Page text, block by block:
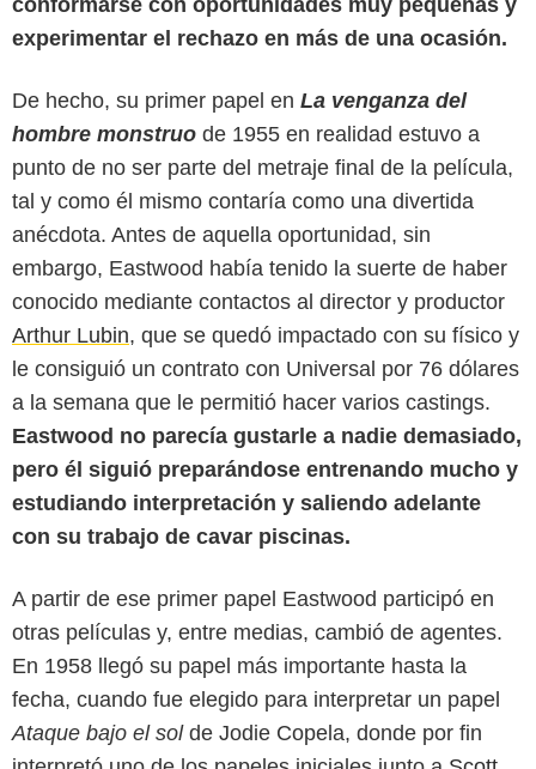
experimentar el rechazo en más de una ocasión.
De hecho, su primer papel en La venganza del
hombre monstruo de 1955 en realidad estuvo a
punto de no ser parte del metraje final de la película,
tal y como él mismo contaría como una divertida
anécdota. Antes de aquella oportunidad, sin
embargo, Eastwood había tenido la suerte de haber
conocido mediante contactos al director y productor
Arthur Lubin, que se quedó impactado con su físico y
le consiguió un contrato con Universal por 76 dólares
a la semana que le permitió hacer varios castings.
Eastwood no parecía gustarle a nadie demasiado,
pero él siguió preparándose entrenando mucho y
estudiando interpretación y saliendo adelante
con su trabajo de cavar piscinas.
A partir de ese primer papel Eastwood participó en
otras películas y, entre medias, cambió de agentes.
En 1958 llegó su papel más importante hasta la
fecha, cuando fue elegido para interpretar un papel
Ataque bajo el solde Jodie Copela, donde por fin